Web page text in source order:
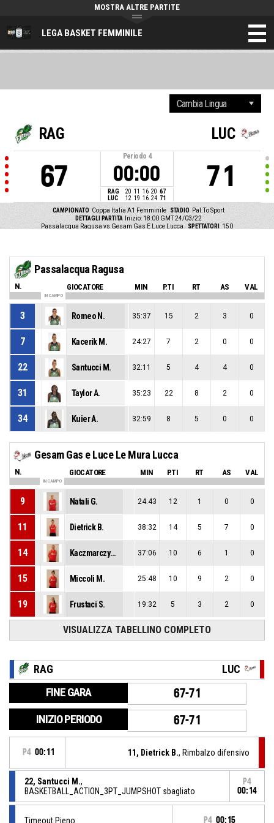
LEGA BASKET FEMMINILE
MOSTRA ALTRE PARTITE
RAG
67
Periodo 4
00:00
RAG 20 11 16 20 67
LUC
12 19 16 24 71
LUC
71
CAMPIONATO Coppa Italia A1 Femminile STADIO Pal.To Sport
DETTAGLI PARTITA
Inizio: 18:00 GMT 24/03/22
Passalacqua Ragusa vs Gesam Gas E Luce Lucca
SPETTATORI 150
Passalacqua Ragusa
N. GIOCATORE MIN P.TI RT AS VAL
IN CAMPO
3 Romeo N. 35:37 15 2 3 0
7 Kacerik M. 24:27 7 2 0 0
22 Santucci M. 32:11 5 4 4 0
31 Taylor A. 35:23 22 8 2 0
34 Kuier A. 32:59 8 5 0 0
Gesam Gas e Luce Le Mura Lucca
N. GIOCATORE MIN P.TI RT AS VAL
IN CAMPO
9 Natali G. 24:43 12 1 0 0
11 Dietrick B. 38:32 14 5 7 0
14 Kaczmarczyk A. 37:06 10 6 1 0
15 Miccoli M. 25:48 10 9 2 0
19 Frustaci S. 19:32 5 3 2 0
VISUALIZZA TABELLINO COMPLETO
RAG LUC
FINE GARA 67-71
INIZIO PERIODO 67-71
P4 00:11 11, Dietrick B., Rimbalzo difensivo
22, Santucci M.,
BASKETBALL_ACTION_3PT_JUMPSHOT sbagliato
P4
00:14
Timeout Pieno P4 00:15